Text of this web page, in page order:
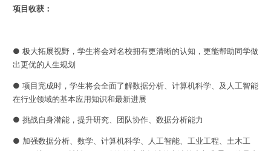
项目收获：
● 极大拓展视野，学生将会对名校拥有更清晰的认知，更能帮助同学做
出更优的人生规划
● 项目完成时，学生将会全面了解数据分析、计算机科学、及人工智能
在行业领域的基本应用知识和最新进展
● 挑战自身潜能，提升研究、团队协作、数据分析能力
● 加强数据分析、数学、计算机科学、人工智能、工业工程、土木工